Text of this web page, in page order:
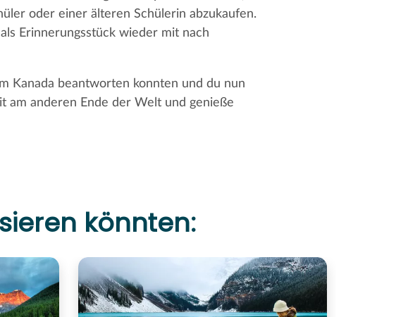
oder einer älteren Schülerin abzukaufen.
Erinnerungsstück wieder mit nach
Kanada beantworten konnten und du nun
am anderen Ende der Welt und genieße
könnten: